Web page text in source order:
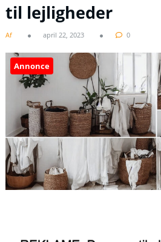
til lejligheder
Af april 22, 2023 0
Annonce